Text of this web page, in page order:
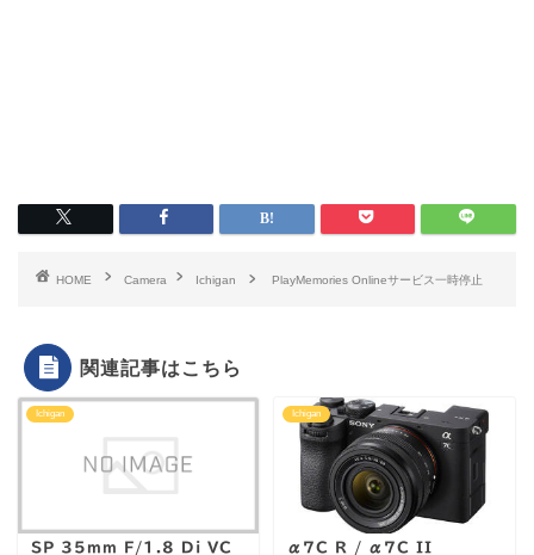
HOME Camera Ichigan PlayMemories Onlineサービス一時停止
関連記事はこちら
Ichigan
SP 35mm F/1.8 Di VC
Ichigan
α7C R / α7C II